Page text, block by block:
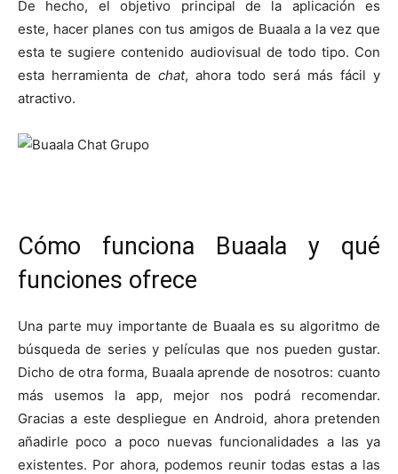
De hecho, el objetivo principal de la aplicación es
este, hacer planes con tus amigos de Buaala a la vez que
esta te sugiere contenido audiovisual de todo tipo. Con
esta herramienta de chat, ahora todo será más fácil y
atractivo.
Cómo funciona Buaala y qué
funciones ofrece
Una parte muy importante de Buaala es su algoritmo de
búsqueda de series y películas que nos pueden gustar.
Dicho de otra forma, Buaala aprende de nosotros: cuanto
más usemos la app, mejor nos podrá recomendar.
Gracias a este despliegue en Android, ahora pretenden
añadirle poco a poco nuevas funcionalidades a las ya
existentes. Por ahora, podemos reunir todas estas a las